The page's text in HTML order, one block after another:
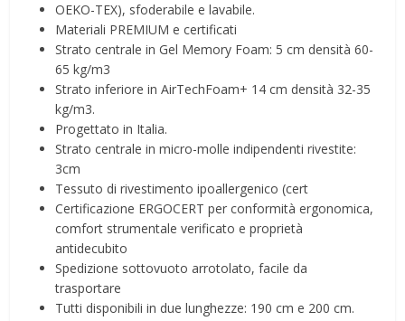
OEKO-TEX), sfoderabile e lavabile.
Materiali PREMIUM e certificati
Strato centrale in Gel Memory Foam: 5 cm densità 60-
65 kg/m3
Strato inferiore in AirTechFoam+ 14 cm densità 32-35
kg/m3.
Progettato in Italia.
Strato centrale in micro-molle indipendenti rivestite:
3cm
Tessuto di rivestimento ipoallergenico (cert
Certificazione ERGOCERT per conformità ergonomica,
comfort strumentale verificato e proprietà
antidecubito
Spedizione sottovuoto arrotolato, facile da
trasportare
Tutti disponibili in due lunghezze: 190 cm e 200 cm.